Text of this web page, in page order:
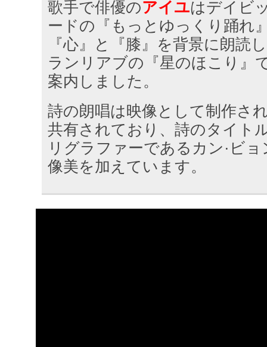
歌手で俳優のアイユはデイビ
ードの『もっとゆっくり踊れ
『心』と『膝』を背景に朗読
ランリアブの『星のほこり』
案内しました。
詩の朗唱は映像として制作さ
共有されており、詩のタイト
リグラファーであるカン·ビ
像美を加えています。